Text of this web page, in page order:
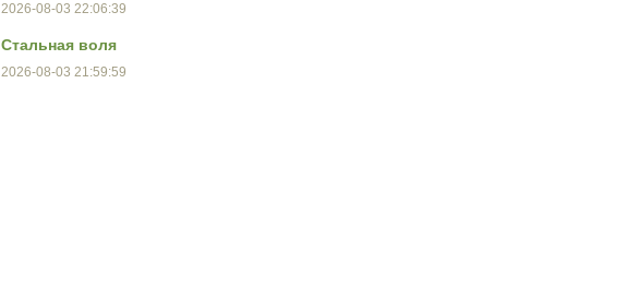
2026-08-03 22:06:39
Стальная воля
2026-08-03 21:59:59